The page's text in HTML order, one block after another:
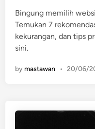
d
i
n
Bingung memilih
Temukan 7
kekurangan, dan tips
sini.
by mastawan • 20/06/